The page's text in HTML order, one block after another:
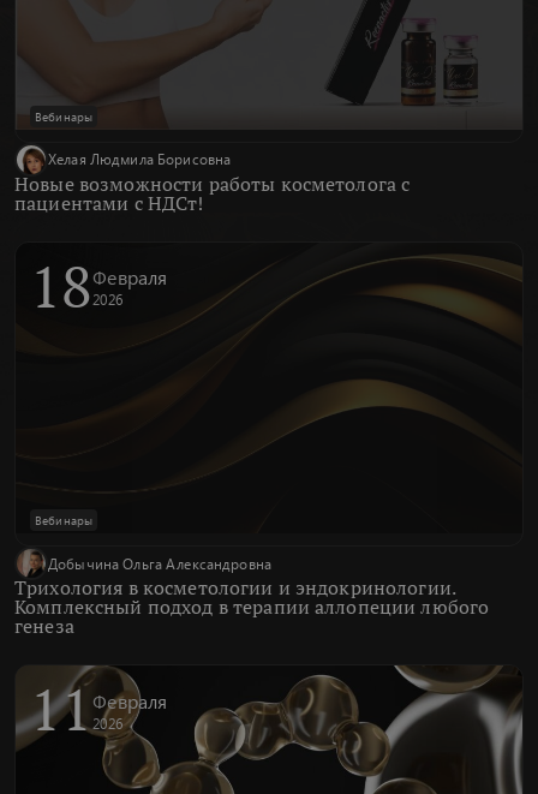
Вебинары
Хелая Людмила Борисовна
Новые возможности работы косметолога с
пациентами с НДСт!
18Февраля
2026
Вебинары
Добычина Ольга Александровна
Трихология в косметологии и эндокринологии.
Комплексный подход в терапии аллопеции любого
генеза
11Февраля
2026